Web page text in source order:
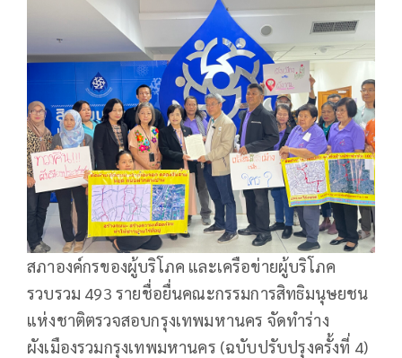
สภาองค์กรของผู้บริโภค และเครือข่ายผู้บริโภค
รวบรวม 493 รายชื่อยื่นคณะกรรมการสิทธิมนุษยชน
แห่งชาติตรวจสอบกรุงเทพมหานคร จัดทำร่าง
ผังเมืองรวมกรุงเทพมหานคร (ฉบับปรับปรุงครั้งที่ 4)